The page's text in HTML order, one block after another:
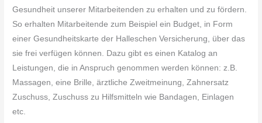
Gesundheit unserer Mitarbeitenden zu erhalten und zu fördern.
So erhalten Mitarbeitende zum Beispiel ein Budget, in Form
einer Gesundheitskarte der Halleschen Versicherung, über das
sie frei verfügen können. Dazu gibt es einen Katalog an
Leistungen, die in Anspruch genommen werden können: z.B.
Massagen, eine Brille, ärztliche Zweitmeinung, Zahnersatz
Zuschuss, Zuschuss zu Hilfsmitteln wie Bandagen, Einlagen
etc.